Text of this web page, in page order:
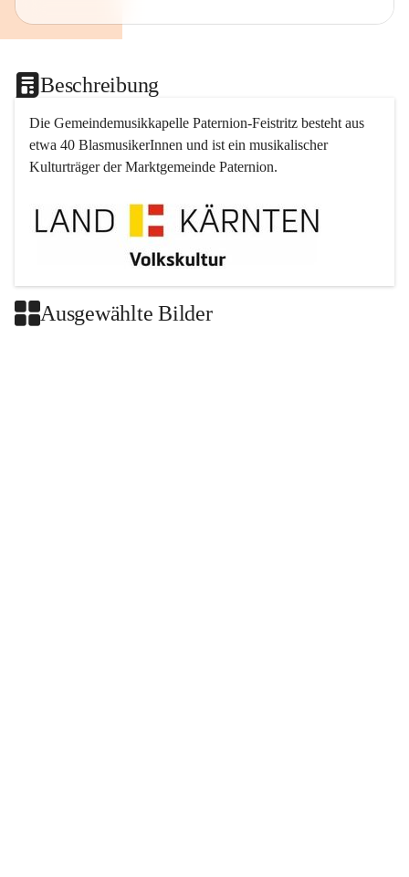
Beschreibung
Die Gemeindemusikkapelle Paternion-Feistritz besteht aus
etwa 40 BlasmusikerInnen und ist ein musikalischer
Kulturträger der Marktgemeinde Paternion.
Ausgewählte Bilder